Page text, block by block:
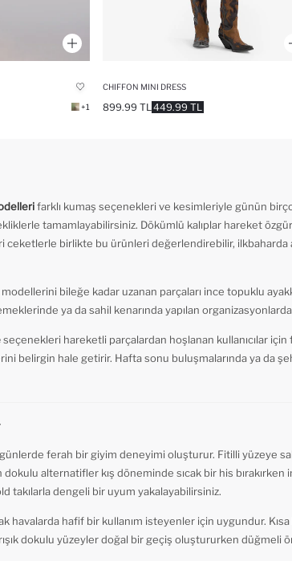
+1
CHIFFON MINI DRESS
449.99 TL
899.99 TL
farklı kumaş seçenekleri ve kesimleriyle günün
tamamlayabilirsiniz. Dökümlü kalıplar hareket
ceketlerle birlikte bu ürünleri değerlendirebilir,
modellerini bileğe kadar uzanan parçaları ince topuklu
ya da sahil kenarında yapılan
seçenekleri hareketli parçalardan hoşlanan kullanıcılar
belirgin hale getirir. Hafta sonu buluşmalarında ya da
ferah bir giyim deneyimi oluşturur. Fitilli yüzeye
alternatifler kış döneminde sıcak bir his
takılarla dengeli bir uyum yakalayabilirsiniz.
havalarda hafif bir kullanım isteyenler için uygundur.
dokulu yüzeyler doğal bir geçiş oluştururken düğmeli